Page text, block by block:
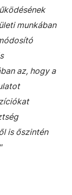
munkában
az, hogy a
is őszintén